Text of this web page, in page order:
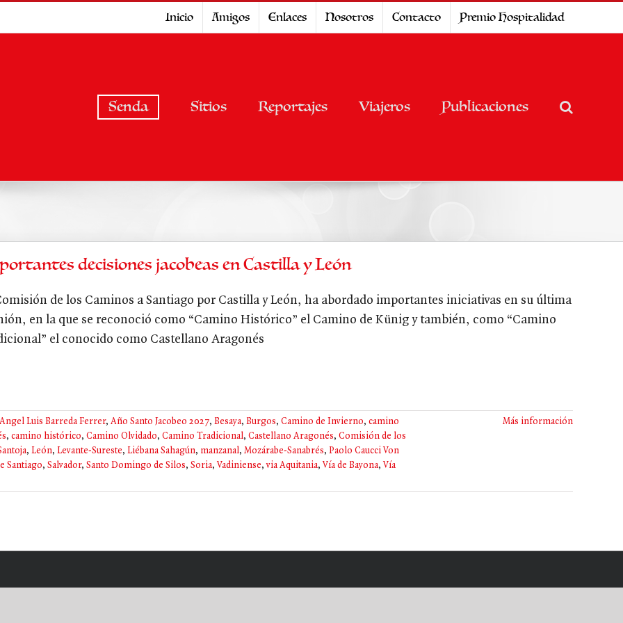
Inicio Amigos Enlaces Nosotros Contacto Premio Hospitalidad
Senda Sitios Reportajes Viajeros Publicaciones
decisiones jacobeas en Castilla y León
de los Caminos a Santiago por Castilla y León, ha abordado importantes iniciativas en su última
en la que se reconoció como “Camino Histórico” el Camino de Künig y también, como “Camino
el conocido como Castellano Aragonés
Angel Luis Barreda Ferrer, Año Santo Jacobeo 2027, Besaya, Burgos, Camino de Invierno, camino
, camino histórico, Camino Olvidado, Camino Tradicional, Castellano Aragonés, Comisión de los
, León, Levante-Sureste, Liébana Sahagún, manzanal, Mozárabe-Sanabrés, Paolo Caucci Von
Santiago, Salvador, Santo Domingo de Silos, Soria, Vadiniense,via Aquitania, Vía de Bayona, Vía
Más información